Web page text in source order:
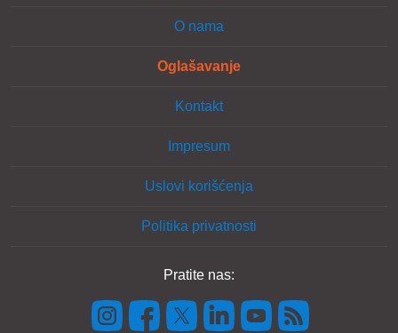
O nama
Oglašavanje
Kontakt
Impresum
Uslovi korišćenja
Politika privatnosti
Pratite nas: